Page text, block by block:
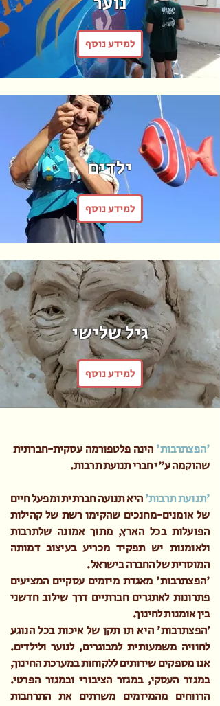
למידע נוסף
ילדים
למידע נוסף
גיל שלישי
למידע נוסף
'הפצתרבות' הינה פלטפורמה עסקית-חברתית
שהוקמה ע"י חברי תנועת תרבות.
'תנועת תרבות'היאתנועה חברתית ומפעל חיים
של אומנים-מחנכים שהקימו רשת של קהילות
הפועלות בכל הארץ, מתוך אמונה שלתרבות
ולאומנות יש תפקיד מכריע בעיצוב דמותה
המוסרית של החברה בישראל.
'הפצתרבות' מאגדת מיזמים עסקיים המציעים
פתרונות לאתגרים חברתיים דרך שילוב חדשני
בין אומנות לחינוך.
׳הפצתרבות' היא תו תקן של איכות בכל הנוגע
לחוויה משמעותית למבוגרים, לנוער ולילדים.
אנו מספקים שירותים ללקוחות במערכת החינוך,
במגזר העסקי, במגזר הציבורי ובמגזר הפרטי.
הרווחים מהמיזמים משרתים את התרחבות